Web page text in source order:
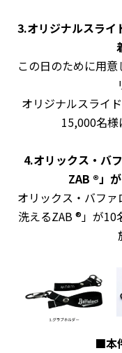
3.オリジナルスライ
この日のために用
オリジナルスライ
15,000名様
4.オリックス・バ
ZAB ®」
オリックス・バフ
洗えるZAB ®」が
■本